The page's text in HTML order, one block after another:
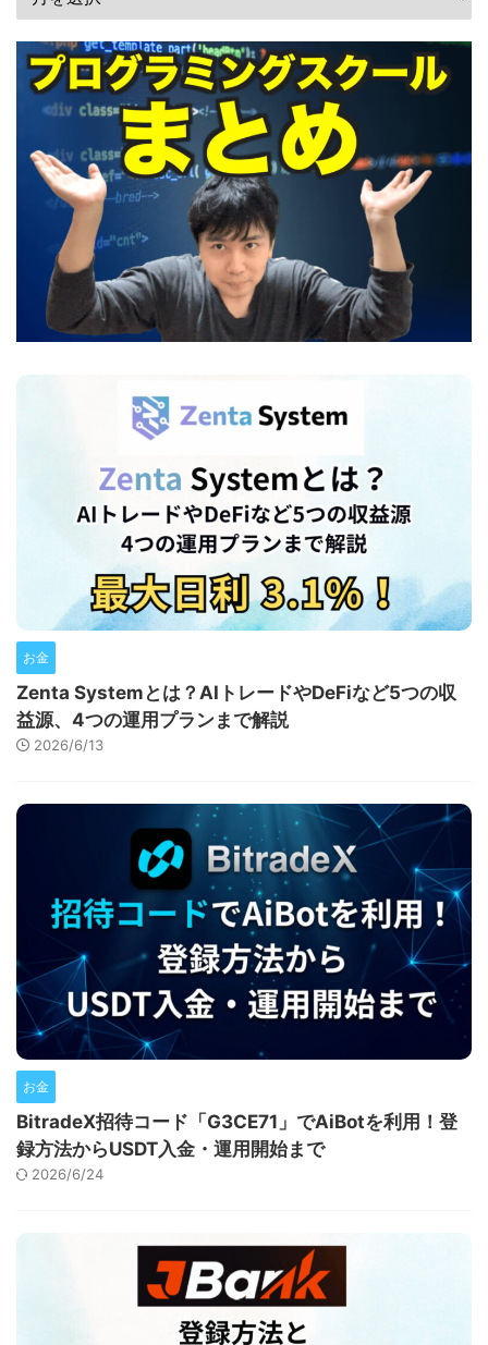
お金
Zenta Systemとは？AIトレードやDeFiなど5つの収
益源、4つの運用プランまで解説
2026/6/13
お金
BitradeX招待コード「G3CE71」でAiBotを利用！登
録方法からUSDT入金・運用開始まで
2026/6/24